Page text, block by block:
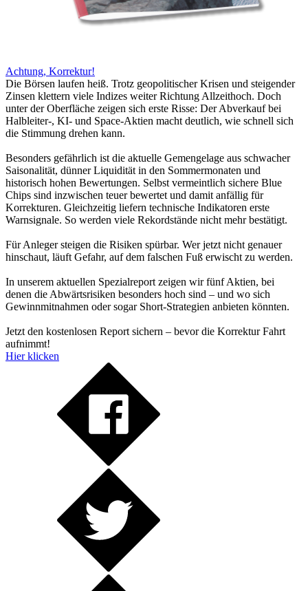
Achtung, Korrektur!
Die Börsen laufen heiß. Trotz geopolitischer Krisen und steigender
Zinsen klettern viele Indizes weiter Richtung Allzeithoch. Doch
unter der Oberfläche zeigen sich erste Risse: Der Abverkauf bei
Halbleiter-, KI- und Space-Aktien macht deutlich, wie schnell sich
die Stimmung drehen kann.
Besonders gefährlich ist die aktuelle Gemengelage aus schwacher
Saisonalität, dünner Liquidität in den Sommermonaten und
historisch hohen Bewertungen. Selbst vermeintlich sichere Blue
Chips sind inzwischen teuer bewertet und damit anfällig für
Korrekturen. Gleichzeitig liefern technische Indikatoren erste
Warnsignale. So werden viele Rekordstände nicht mehr bestätigt.
Für Anleger steigen die Risiken spürbar. Wer jetzt nicht genauer
hinschaut, läuft Gefahr, auf dem falschen Fuß erwischt zu werden.
In unserem aktuellen Spezialreport zeigen wir fünf Aktien, bei
denen die Abwärtsrisiken besonders hoch sind – und wo sich
Gewinnmitnahmen oder sogar Short-Strategien anbieten könnten.
Jetzt den kostenlosen Report sichern – bevor die Korrektur Fahrt
aufnimmt!
Hier klicken